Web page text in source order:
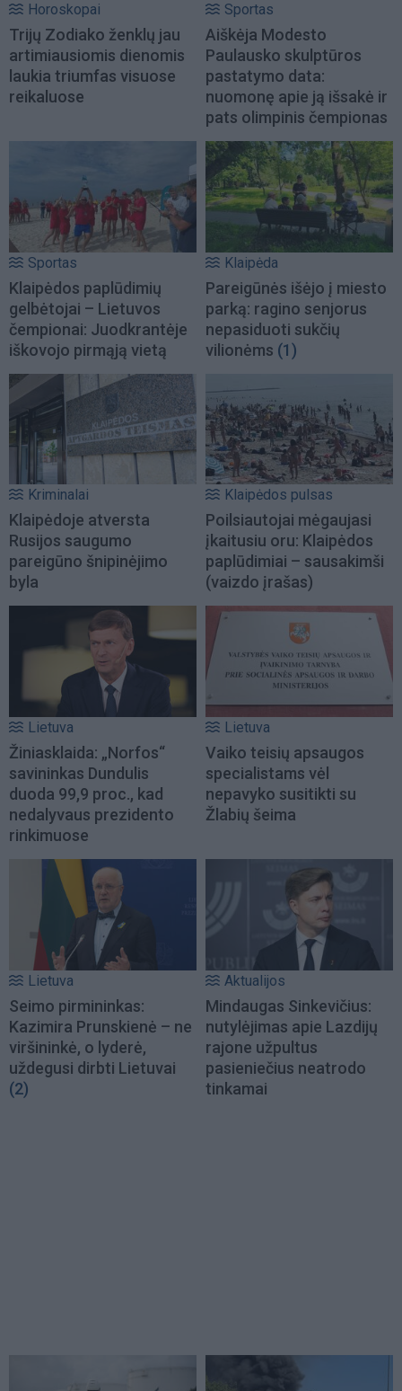
Horoskopai
Trijų Zodiako ženklų jau
artimiausiomis dienomis
laukia triumfas visuose
reikaluose
Sportas
Aiškėja Modesto
Paulausko skulptūros
pastatymo data:
nuomonę apie ją išsakė ir
pats olimpinis čempionas
Sportas
Klaipėdos paplūdimių
gelbėtojai – Lietuvos
čempionai: Juodkrantėje
iškovojo pirmąją vietą
Klaipėda
Pareigūnės išėjo į miesto
parką: ragino senjorus
nepasiduoti sukčių
vilionėms (1)
Kriminalai
Klaipėdoje atversta
Rusijos saugumo
pareigūno šnipinėjimo
byla
Klaipėdos pulsas
Poilsiautojai mėgaujasi
įkaitusiu oru: Klaipėdos
paplūdimiai – sausakimši
(vaizdo įrašas)
Lietuva
Žiniasklaida: „Norfos“
savininkas Dundulis
duoda 99,9 proc., kad
nedalyvaus prezidento
rinkimuose
Lietuva
Vaiko teisių apsaugos
specialistams vėl
nepavyko susitikti su
Žlabių šeima
Lietuva
Seimo pirmininkas:
Kazimira Prunskienė – ne
viršininkė, o lyderė,
uždegusi dirbti Lietuvai
(2)
Aktualijos
Mindaugas Sinkevičius:
nutylėjimas apie Lazdijų
rajone užpultus
pasieniečius neatrodo
tinkamai